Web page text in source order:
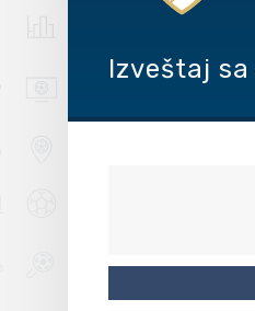
Izveštaj